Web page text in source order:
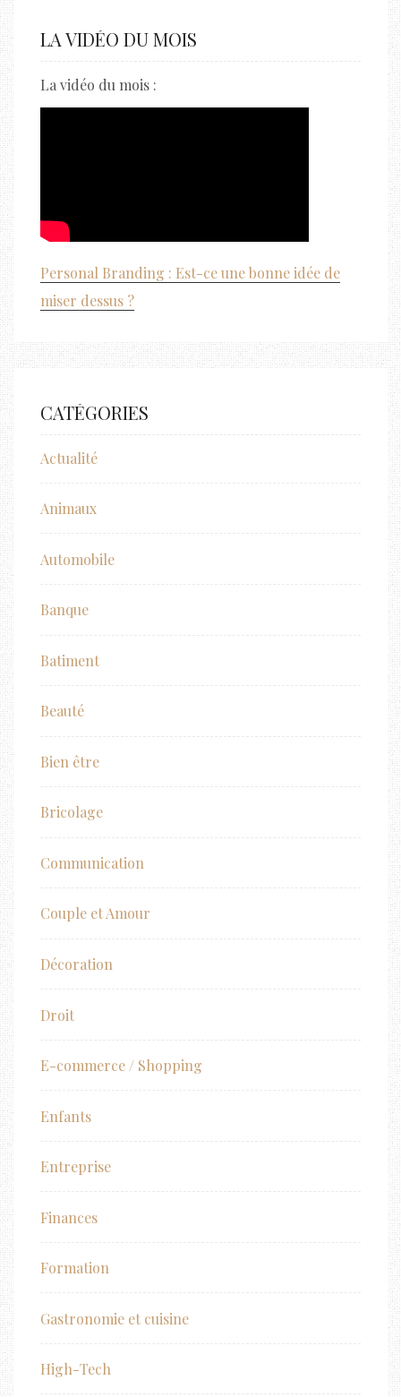
LA VIDÉO DU MOIS
La vidéo du mois :
Personal Branding : Est-ce une bonne idée de
miser dessus ?
CATÉGORIES
Actualité
Animaux
Automobile
Banque
Batiment
Beauté
Bien être
Bricolage
Communication
Couple et Amour
Décoration
Droit
E-commerce / Shopping
Enfants
Entreprise
Finances
Formation
Gastronomie et cuisine
High-Tech